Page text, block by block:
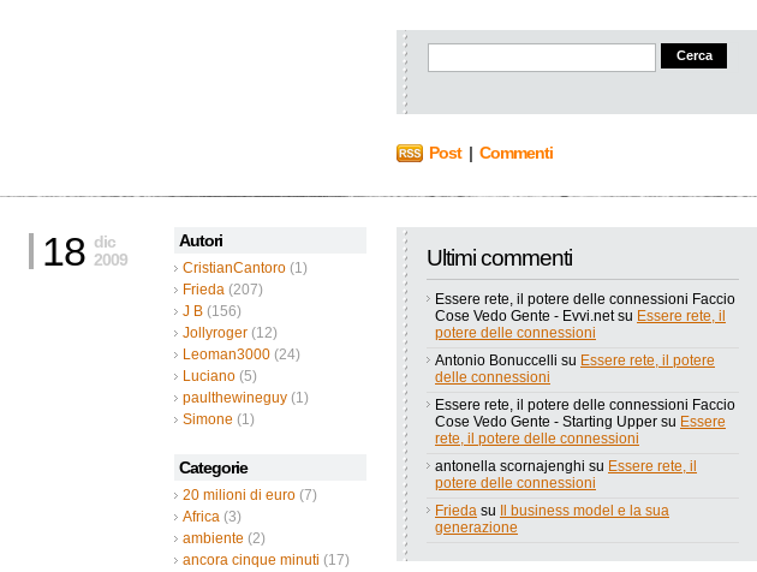
Post| Commenti
Autori
CristianCantoro (1)
Frieda (207)
J B (156)
Jollyroger (12)
Leoman3000 (24)
Luciano (5)
paulthewineguy (1)
Simone (1)
Categorie
20 milioni di euro (7)
Africa (3)
ambiente (2)
ancora cinque minuti (17)
Ultimi commenti
Essere rete, il potere delle connessioni Faccio
Cose Vedo Gente - Evvi.netsu Essere rete, il
potere delle connessioni
Antonio Bonuccelli su Essere rete, il potere
delle connessioni
Essere rete, il potere delle connessioni Faccio
Cose Vedo Gente - Starting Upper su Essere
rete, il potere delle connessioni
antonella scornajenghi su Essere rete, il
potere delle connessioni
Frieda su
Il business model e la sua
generazione
18 dic
2009